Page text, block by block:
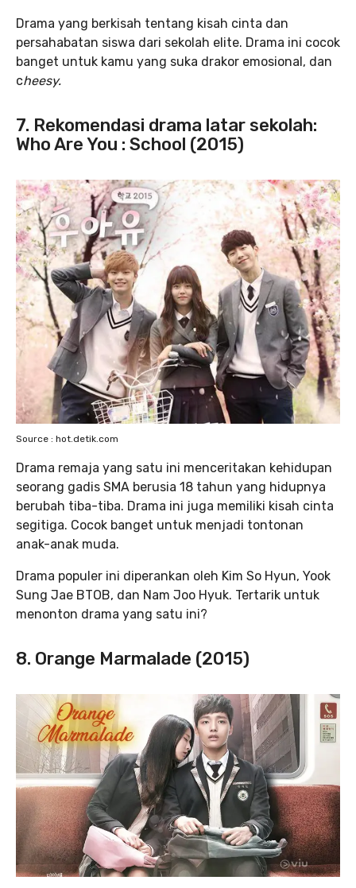
Drama yang berkisah tentang kisah cinta dan
persahabatan siswa dari sekolah elite. Drama ini cocok
banget untuk kamu yang suka drakor emosional, dan
cheesy.
7. Rekomendasi drama latar sekolah:
Who Are You : School (2015)
Source : hot.detik.com
Drama remaja yang satu ini menceritakan kehidupan
seorang gadis SMA berusia 18 tahun yang hidupnya
berubah tiba-tiba. Drama ini juga memiliki kisah cinta
segitiga. Cocok banget untuk menjadi tontonan
anak-anak muda.
Drama populer ini diperankan oleh Kim So Hyun, Yook
Sung Jae BTOB, dan Nam Joo Hyuk. Tertarik untuk
menonton drama yang satu ini?
8. Orange Marmalade (2015)